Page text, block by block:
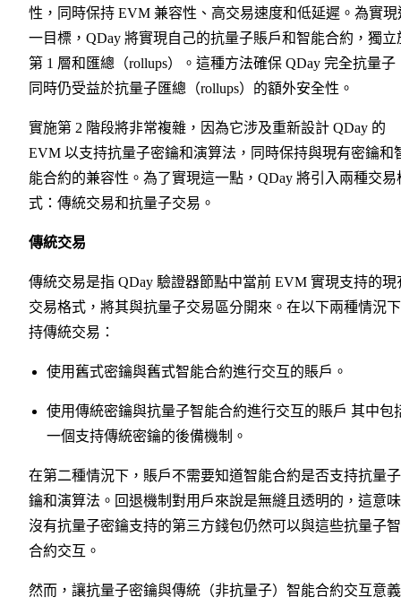
性，同時保持 EVM 兼容性、高交易速度和低延遲。為實現
一目標，QDay 將實現自己的抗量子賬戶和智能合約，獨立
第 1 層和匯總（rollups）。這種方法確保 QDay 完全抗量子
同時仍受益於抗量子匯總（rollups）的額外安全性。
實施第 2 階段將非常複雜，因為它涉及重新設計 QDay 的
EVM 以支持抗量子密鑰和演算法，同時保持與現有密鑰和
能合約的兼容性。為了實現這一點，QDay 將引入兩種交易
式：傳統交易和抗量子交易。
傳統交易
傳統交易是指 QDay 驗證器節點中當前 EVM 實現支持的現
交易格式，將其與抗量子交易區分開來。在以下兩種情況
持傳統交易：
使用舊式密鑰與舊式智能合約進行交互的賬戶。
使用傳統密鑰與抗量子智能合約進行交互的賬戶 其中包
一個支持傳統密鑰的後備機制。
在第二種情況下，賬戶不需要知道智能合約是否支持抗量
鑰和演算法。回退機制對用戶來說是無縫且透明的，這意
沒有抗量子密鑰支持的第三方錢包仍然可以與這些抗量子
合約交互。
然而，讓抗量子密鑰與傳統（非抗量子）智能合約交互意